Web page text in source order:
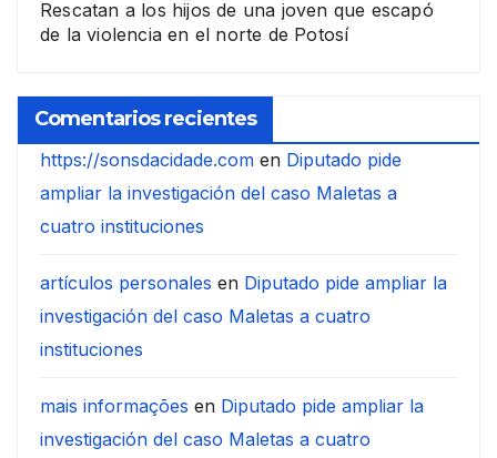
Rescatan a los hijos de una joven que escapó
de la violencia en el norte de Potosí
Comentarios recientes
https://sonsdacidade.com en Diputado pide
ampliar la investigación del caso Maletas a
cuatro instituciones
artículos personales en Diputado pide ampliar la
investigación del caso Maletas a cuatro
instituciones
mais informações en Diputado pide ampliar la
investigación del caso Maletas a cuatro